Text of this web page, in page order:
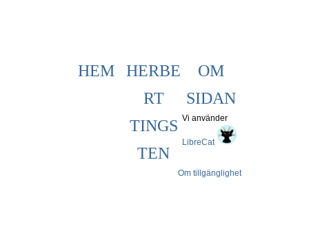
HEM
HERBE
RT
TINGS
TEN
OM
SIDAN
Om tillgänglighet
Vi använder
LibreCat